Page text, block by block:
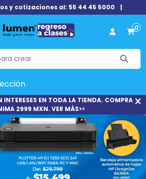
y cotizaciones al: 55 44 45 5000 |
0
INTERESES EN TODA LA TIENDA. COMPRA
2999 MXN. VER MÁS>>